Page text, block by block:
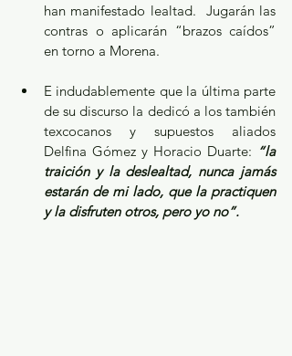
han manifestado lealtad.  Jugarán las
contras o aplicarán “brazos caídos”
en torno a Morena.
E indudablemente que la última parte
de su discurso la dedicó a los también
texcocanos y supuestos aliados
Delfina Gómez y Horacio Duarte: “la
traición y la deslealtad, nunca jamás
estarán de mi lado, que la practiquen
y la disfruten otros, pero yo no”.